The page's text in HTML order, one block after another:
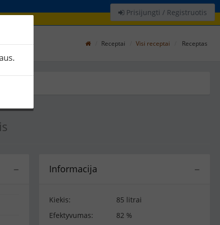
Prisijungti / Registruotis
Receptai Visi receptai Receptas
−
Informacija
Kiekis:
85 litrai
Efektyvumas:
82 %
−